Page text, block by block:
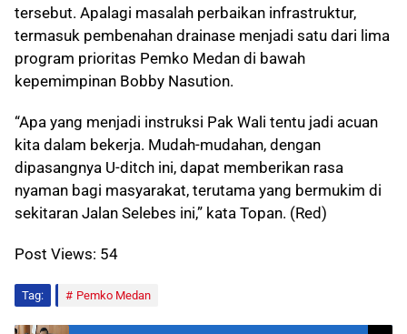
tersebut. Apalagi masalah perbaikan infrastruktur,
termasuk pembenahan drainase menjadi satu dari lima
program prioritas Pemko Medan di bawah
kepemimpinan Bobby Nasution.
“Apa yang menjadi instruksi Pak Wali tentu jadi acuan
kita dalam bekerja. Mudah-mudahan, dengan
dipasangnya U-ditch ini, dapat memberikan rasa
nyaman bagi masyarakat, terutama yang bermukim di
sekitaran Jalan Selebes ini,” kata Topan. (Red)
Post Views: 54
Tag: Pemko Medan